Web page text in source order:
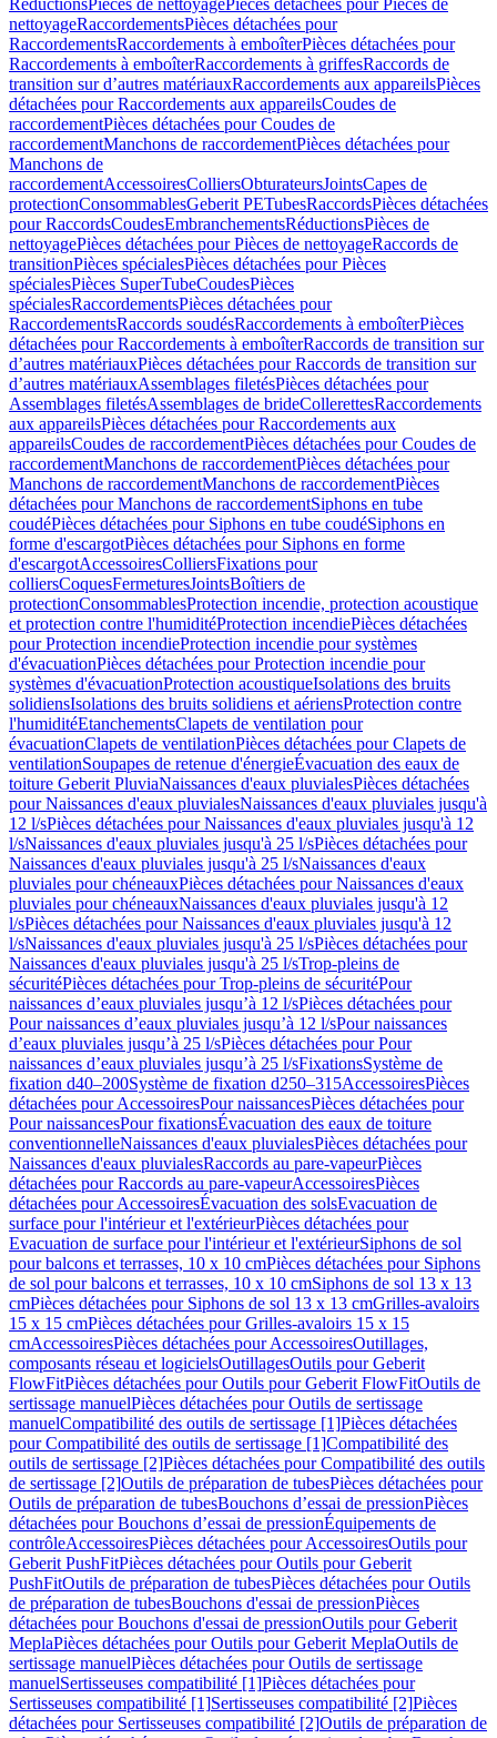
RéductionsPièces de nettoyagePièces détachées pour Pièces de
nettoyageRaccordementsPièces détachées pour
RaccordementsRaccordements à emboîterPièces détachées pour
Raccordements à emboîterRaccordements à griffesRaccords de
transition sur d’autres matériauxRaccordements aux appareilsPièces
détachées pour Raccordements aux appareilsCoudes de
raccordementPièces détachées pour Coudes de
raccordementManchons de raccordementPièces détachées pour
Manchons de
raccordementAccessoiresColliersObturateursJointsCapes de
protectionConsommablesGeberit PETubesRaccordsPièces détachées
pour RaccordsCoudesEmbranchementsRéductionsPièces de
nettoyagePièces détachées pour Pièces de nettoyageRaccords de
transitionPièces spécialesPièces détachées pour Pièces
spécialesPièces SuperTubeCoudesPièces
spécialesRaccordementsPièces détachées pour
RaccordementsRaccords soudésRaccordements à emboîterPièces
détachées pour Raccordements à emboîterRaccords de transition sur
d’autres matériauxPièces détachées pour Raccords de transition sur
d’autres matériauxAssemblages filetésPièces détachées pour
Assemblages filetésAssemblages de brideCollerettesRaccordements
aux appareilsPièces détachées pour Raccordements aux
appareilsCoudes de raccordementPièces détachées pour Coudes de
raccordementManchons de raccordementPièces détachées pour
Manchons de raccordementManchons de raccordementPièces
détachées pour Manchons de raccordementSiphons en tube
coudéPièces détachées pour Siphons en tube coudéSiphons en
forme d'escargotPièces détachées pour Siphons en forme
d'escargotAccessoiresColliersFixations pour
colliersCoquesFermeturesJointsBoîtiers de
protectionConsommablesProtection incendie, protection acoustique
et protection contre l'humiditéProtection incendiePièces détachées
pour Protection incendieProtection incendie pour systèmes
d'évacuationPièces détachées pour Protection incendie pour
systèmes d'évacuationProtection acoustiqueIsolations des bruits
solidiensIsolations des bruits solidiens et aériensProtection contre
l'humiditéEtanchementsClapets de ventilation pour
évacuationClapets de ventilationPièces détachées pour Clapets de
ventilationSoupapes de retenue d'énergieÉvacuation des eaux de
toiture Geberit PluviaNaissances d'eaux pluvialesPièces détachées
pour Naissances d'eaux pluvialesNaissances d'eaux pluviales jusqu'à
12 l/sPièces détachées pour Naissances d'eaux pluviales jusqu'à 12
l/sNaissances d'eaux pluviales jusqu'à 25 l/sPièces détachées pour
Naissances d'eaux pluviales jusqu'à 25 l/sNaissances d'eaux
pluviales pour chéneauxPièces détachées pour Naissances d'eaux
pluviales pour chéneauxNaissances d'eaux pluviales jusqu'à 12
l/sPièces détachées pour Naissances d'eaux pluviales jusqu'à 12
l/sNaissances d'eaux pluviales jusqu'à 25 l/sPièces détachées pour
Naissances d'eaux pluviales jusqu'à 25 l/sTrop-pleins de
sécuritéPièces détachées pour Trop-pleins de sécuritéPour
naissances d’eaux pluviales jusqu’à 12 l/sPièces détachées pour
Pour naissances d’eaux pluviales jusqu’à 12 l/sPour naissances
d’eaux pluviales jusqu’à 25 l/sPièces détachées pour Pour
naissances d’eaux pluviales jusqu’à 25 l/sFixationsSystème de
fixation d40–200Système de fixation d250–315AccessoiresPièces
détachées pour AccessoiresPour naissancesPièces détachées pour
Pour naissancesPour fixationsÉvacuation des eaux de toiture
conventionnelleNaissances d'eaux pluvialesPièces détachées pour
Naissances d'eaux pluvialesRaccords au pare-vapeurPièces
détachées pour Raccords au pare-vapeurAccessoiresPièces
détachées pour AccessoiresÉvacuation des solsEvacuation de
surface pour l'intérieur et l'extérieurPièces détachées pour
Evacuation de surface pour l'intérieur et l'extérieurSiphons de sol
pour balcons et terrasses, 10 x 10 cmPièces détachées pour Siphons
de sol pour balcons et terrasses, 10 x 10 cmSiphons de sol 13 x 13
cmPièces détachées pour Siphons de sol 13 x 13 cmGrilles-avaloirs
15 x 15 cmPièces détachées pour Grilles-avaloirs 15 x 15
cmAccessoiresPièces détachées pour AccessoiresOutillages,
composants réseau et logicielsOutillagesOutils pour Geberit
FlowFitPièces détachées pour Outils pour Geberit FlowFitOutils de
sertissage manuelPièces détachées pour Outils de sertissage
manuelCompatibilité des outils de sertissage [1]Pièces détachées
pour Compatibilité des outils de sertissage [1]Compatibilité des
outils de sertissage [2]Pièces détachées pour Compatibilité des outils
de sertissage [2]Outils de préparation de tubesPièces détachées pour
Outils de préparation de tubesBouchons d’essai de pressionPièces
détachées pour Bouchons d’essai de pressionÉquipements de
contrôleAccessoiresPièces détachées pour AccessoiresOutils pour
Geberit PushFitPièces détachées pour Outils pour Geberit
PushFitOutils de préparation de tubesPièces détachées pour Outils
de préparation de tubesBouchons d'essai de pressionPièces
détachées pour Bouchons d'essai de pressionOutils pour Geberit
MeplaPièces détachées pour Outils pour Geberit MeplaOutils de
sertissage manuelPièces détachées pour Outils de sertissage
manuelSertisseuses compatibilité [1]Pièces détachées pour
Sertisseuses compatibilité [1]Sertisseuses compatibilité [2]Pièces
détachées pour Sertisseuses compatibilité [2]Outils de préparation de